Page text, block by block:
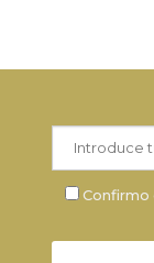
Confirmo